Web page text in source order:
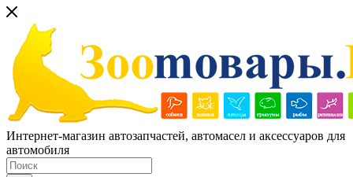
Интернет-магазин автозапчастей, автомасел и аксессуаров для
автомобиля